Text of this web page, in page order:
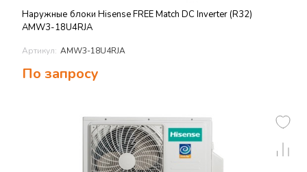
Наружные блоки Hisense FREE Match DC Inverter (R32)
AMW3-18U4RJA
Артикул: AMW3-18U4RJA
По запросу